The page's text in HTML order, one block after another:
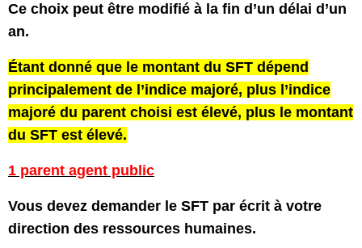
Ce choix peut être modifié à la fin d’un délai d’un
an.
Étant donné que le montant du SFT dépend
principalement de l’indice majoré, plus l’indice
majoré du parent choisi est élevé, plus le montant
du SFT est élevé.
1 parent agent public
Vous devez demander le SFT par écrit à votre
direction des ressources humaines.